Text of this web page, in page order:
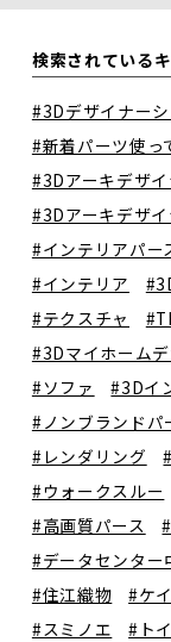
検索されている
#3Dデザイナー
#新着パーツ使っ
#3Dアーキデザイ
#3Dアーキデザ
#インテリアパー
#インテリア
#テクスチャ
#3Dマイホーム
#ソファ
#3Dイ
#ノンブランドパ
#レンダリング
#ウォークスルー
#高画質パース
#データセンター
#住江織物
#ケ
#スミノエ
#ト